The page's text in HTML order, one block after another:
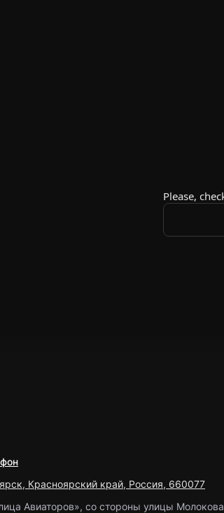
Красноярский край, Россия, 660077
Авиаторов», со стороны улицы Молокова